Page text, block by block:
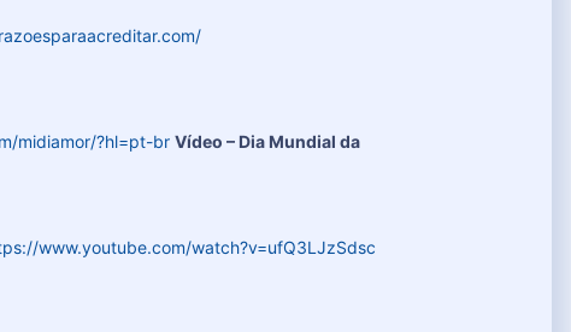
midiamor/?hl=pt-br Vídeo – Dia Mundial da
www.youtube.com/watch?v=ufQ3LJzSdsc